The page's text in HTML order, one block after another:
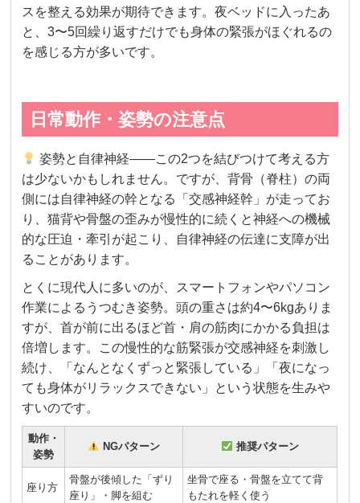
スを整える効果が期待できます。夜ベッドに入ったあ
と、3〜5回繰り返すだけでも身体の緊張がほぐれるの
を感じる方が多いです。
日常動作・姿勢の注意点
姿勢と自律神経——この2つを結びつけて考える方
は少ないかもしれません。ですが、背骨（脊柱）の両
側には自律神経の幹となる「交感神経幹」が走ってお
り、猫背や骨盤の歪みが慢性的に続くと神経への機械
的な圧迫・牽引が起こり、自律神経の伝達に支障が出
ることがあります。
とくに現代人に多いのが、スマートフォンやパソコン
作業によるうつむき姿勢。頭の重さは約4〜6kgありま
すが、首が前に出るほど首・肩の筋肉にかかる負担は
倍増します。この慢性的な筋緊張が交感神経を刺激し
続け、「なんとなくずっと緊張している」「夜になっ
ても身体がリラックスできない」という状態を生みや
すいのです。
動作・
姿勢
NGパターン 推奨パターン
座り方
骨盤が後傾した「ずり
座り」・脚を組む
坐骨で座る・骨盤を立てて背
もたれを軽く使う